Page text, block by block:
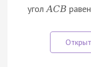
уголACB равен